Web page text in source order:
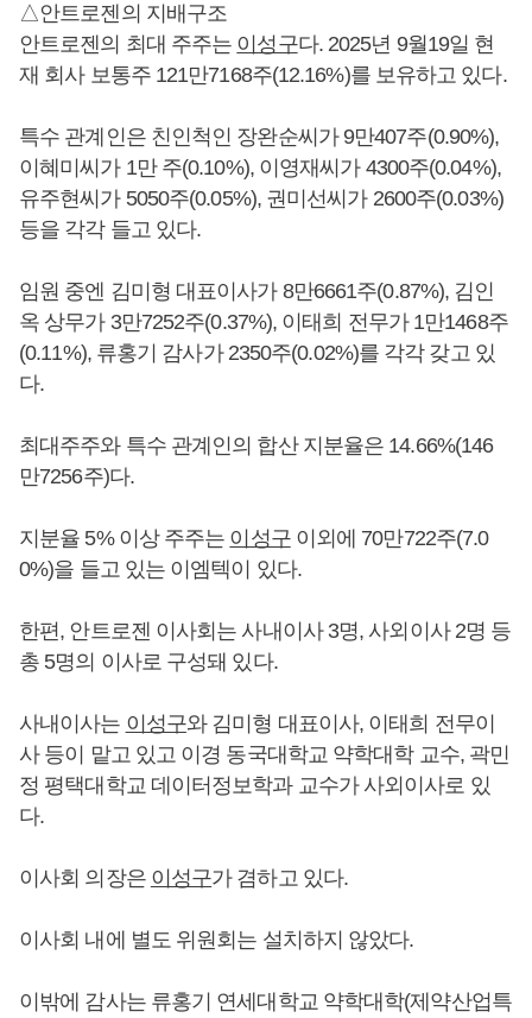
△안트로젠의 지배구조
안트로젠의 최대 주주는 이성구다. 2025년 9월19일 현
재 회사 보통주 121만7168주(12.16%)를 보유하고 있다.
특수 관계인은 친인척인 장완순씨가 9만407주(0.90%),
이혜미씨가 1만 주(0.10%), 이영재씨가 4300주(0.04%),
유주현씨가 5050주(0.05%), 권미선씨가 2600주(0.03%)
등을 각각 들고 있다.
임원 중엔 김미형 대표이사가 8만6661주(0.87%), 김인
옥 상무가 3만7252주(0.37%), 이태희 전무가 1만1468주
(0.11%), 류홍기 감사가 2350주(0.02%)를 각각 갖고 있
다.
최대주주와 특수 관계인의 합산 지분율은 14.66%(146
만7256주)다.
지분율 5% 이상 주주는 이성구이외에 70만722주(7.0
0%)을 들고 있는 이엠텍이 있다.
한편, 안트로젠 이사회는 사내이사 3명, 사외이사 2명 등
총 5명의 이사로 구성돼 있다.
사내이사는 이성구와 김미형 대표이사, 이태희 전무이
사 등이 맡고 있고 이경 동국대학교 약학대학 교수, 곽민
정 평택대학교 데이터정보학과 교수가 사외이사로 있
다.
이사회 의장은 이성구가 겸하고 있다.
이사회 내에 별도 위원회는 설치하지 않았다.
이밖에 감사는 류홍기 연세대학교 약학대학(제약산업특